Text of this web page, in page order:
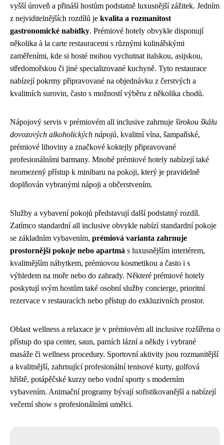
vyšší úroveň a přináší hostům podstatně luxusnější zážitek. Jedním
z nejviditelnějších rozdílů je kvalita a rozmanitost
gastronomické nabídky. Prémiové hotely obvykle disponují
několika à la carte restauracemi s různými kulinářskými
zaměřeními, kde si hosté mohou vychutnat italskou, asijskou,
středomořskou či jiné specializované kuchyně. Tyto restaurace
nabízejí pokrmy připravované na objednávku z čerstvých a
kvalitních surovin, často s možností výběru z několika chodů.
Nápojový servis v prémiovém all inclusive zahrnuje širokou škálu
dovozových alkoholických nápojů, kvalitní vína, šampaňské,
prémiové lihoviny a značkové koktejly připravované
profesionálními barmany. Mnohé prémiové hotely nabízejí také
neomezený přístup k minibaru na pokoji, který je pravidelně
doplňován vybranými nápoji a občerstvením.
Služby a vybavení pokojů představují další podstatný rozdíl.
Zatímco standardní all inclusive obvykle nabízí standardní pokoje
se základním vybavením, prémiová varianta zahrnuje
prostornější pokoje nebo apartmá s luxusnějším interiérem,
kvalitnějším nábytkem, prémiovou kosmetikou a často i s
výhledem na moře nebo do zahrady. Některé prémiové hotely
poskytují svým hostům také osobní služby concierge, prioritní
rezervace v restauracích nebo přístup do exkluzivních prostor.
Oblast wellness a relaxace je v prémiovém all inclusive rozšířena o
přístup do spa center, saun, parních lázní a někdy i vybrané
masáže či wellness procedury. Sportovní aktivity jsou rozmanitější
a kvalitnější, zahrnující profesionální tenisové kurty, golfová
hřiště, potápěčské kurzy nebo vodní sporty s moderním
vybavením. Animační programy bývají sofistikovanější a nabízejí
večerní show s profesionálními umělci.